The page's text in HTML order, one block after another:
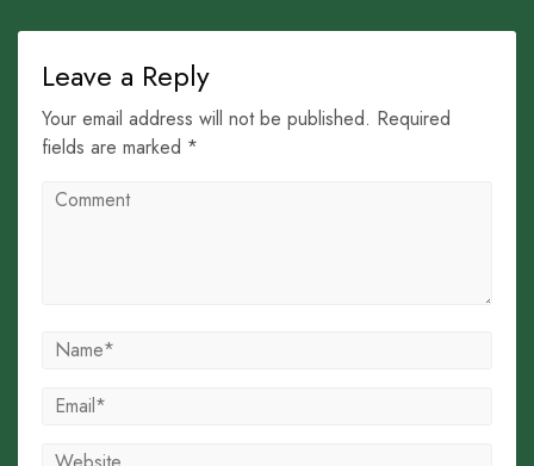
Leave a Reply
Your email address will not be published. Required
fields are marked *